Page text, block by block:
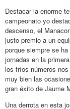
Destacar la enorme
campeonato yo
descenso, el
justo premio a un
porque siempre se
jornadas en la
los fríos números
muy bien las
gran éxito de Jaume
Una derrota en esta